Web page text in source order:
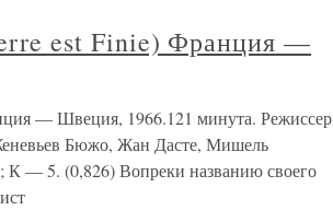
est Finie) Франция —
— Швеция, 1966.121 минута. Режиссер
Бюжо, Жан Дасте, Мишель
5. (0,826) Вопреки названию своего